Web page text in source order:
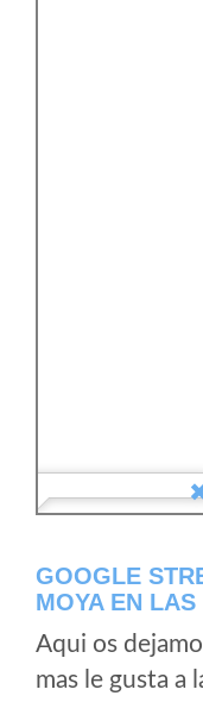
GOOGLE
MOYA EN
Aqui os
mas le gusta a